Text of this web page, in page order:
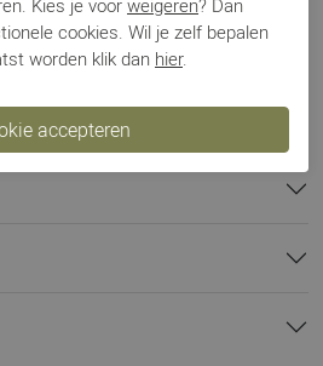
Slippers
Beige
Python
000003145
Kies je voor weigeren? Dan
cookies. Wil je zelf bepalen
worden klik dan hier.